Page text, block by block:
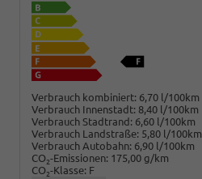
Verbrauch kombiniert: 6,70 l/100km
Verbrauch Innenstadt: 8,40 l/100km
Verbrauch Stadtrand: 6,60 l/100km
Verbrauch Landstraße: 5,80 l/100km
Verbrauch Autobahn: 6,90 l/100km
CO2-Emissionen: 175,00 g/km
CO2-Klasse: F